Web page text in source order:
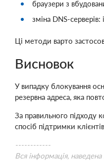
браузери з
зміна DNS-
Ці методи варто
Висновок
У випадку блокування
резервна адреса, яка
За правильного підходу
спосіб підтримки
------------
Вся інформація,